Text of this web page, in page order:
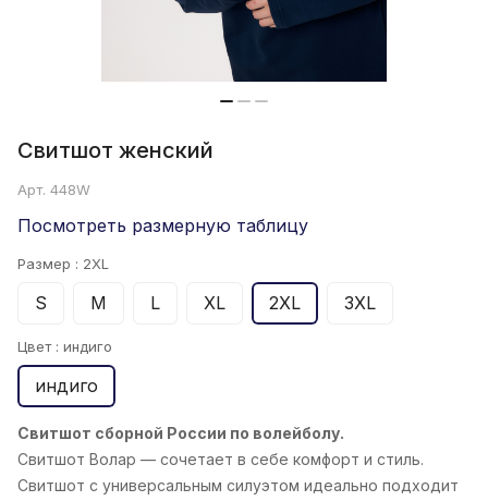
Свитшот женский
Арт. 448W
Посмотреть размерную таблицу
Размер : 2XL
S M L XL 2XL 3XL
Цвет : индиго
индиго
Свитшот сборной России по волейболу.
Свитшот Волар — сочетает в себе комфорт и стиль.
Свитшот с универсальным силуэтом идеально подходит